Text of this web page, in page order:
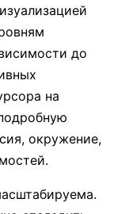
до
на
окружение,